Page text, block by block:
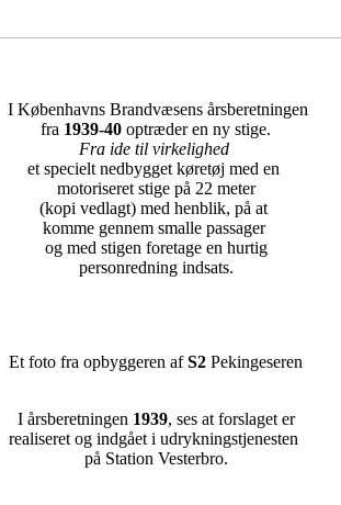
I Københavns Brandvæsens årsberetningen
fra 1939-40 optræder en ny stige.
Fra ide til virkelighed
et specielt nedbygget køretøj med en
motoriseret stige på 22 meter
(kopi vedlagt) med henblik, på at
komme gennem smalle passager
og med stigen foretage en hurtig
personredning indsats.
Et foto fra opbyggeren afS2 Pekingeseren
I årsberetningen 1939, ses at forslaget er
realiseret og indgået i udrykningstjenesten
på Station Vesterbro.